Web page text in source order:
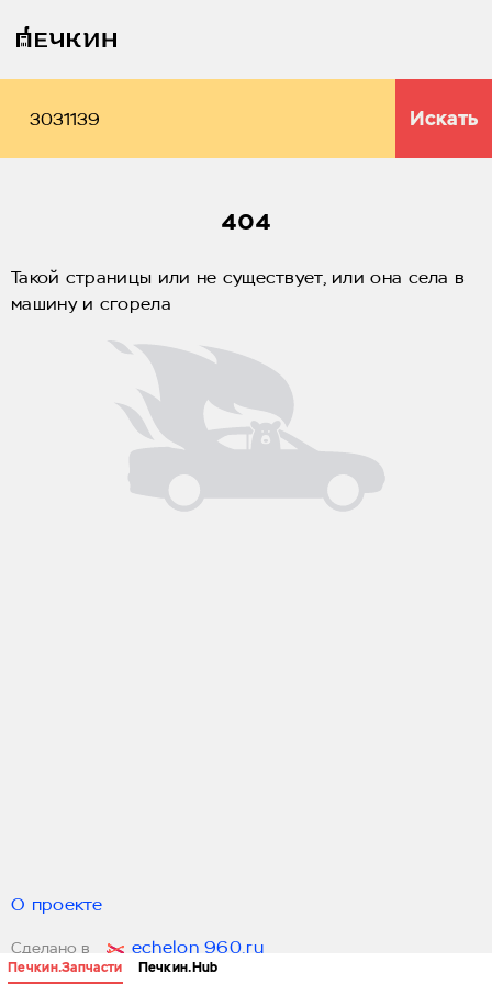
Печкин.Запчасти Печкин.Hub
Искать
404
Такой страницы или не существует, или она села в
машину и сгорела
О проекте
Сделано в echelon 960.ru